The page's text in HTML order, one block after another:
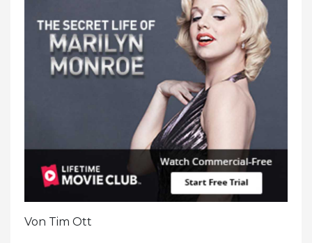
Von Tim Ott